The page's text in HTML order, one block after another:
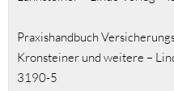
Praxishandbuch
Kronsteiner und weitere –
3190-5